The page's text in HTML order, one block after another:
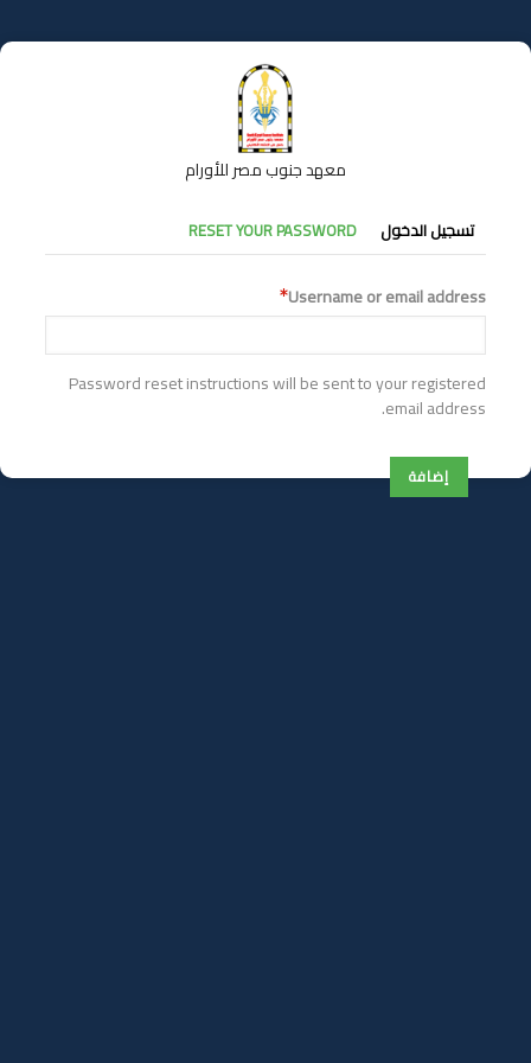
إلى
المحتوى
معهد جنوب مصر للأورام
التبويبات
الأساسية
تسجيل الدخول RESET YOUR PASSWORD
Username or email address
Password reset instructions will be sent to your registered
email address.